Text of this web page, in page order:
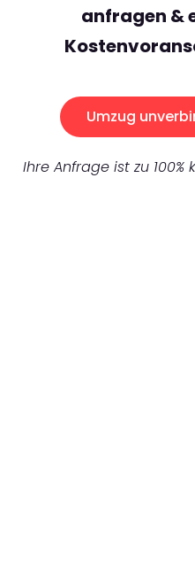
anfragen &
Umzug
Ihre Anfrage ist zu